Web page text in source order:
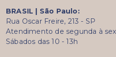
BRASIL | São Paulo:
Rua Oscar Freire, 213 - SP
Atendimento de segunda à
Sábados das 10 - 13h